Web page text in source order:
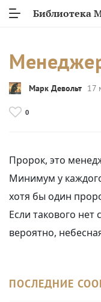
Библиотека
Марк Девольт 17
0
Пророк, это
Минимум у
хотя бы один
Если такового
вероятно,
ПОСЛЕДНИЕ